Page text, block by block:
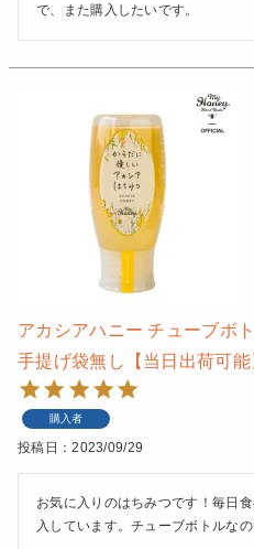
で、また購入したいです。
アカシアハニー チューブボ
手提げ袋無し【当日出荷可能
購入者
投稿日 2023/09/29
お気に入りのはちみつです！毎日
入しています。チューブボトルなの